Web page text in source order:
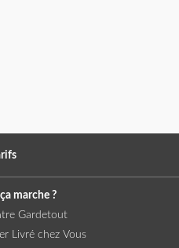
marche ?
Gardetout
Livré chez Vous